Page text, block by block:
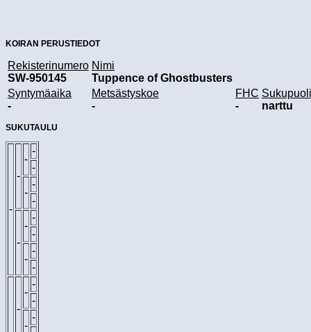
KOIRAN PERUSTIEDOT
Rekisterinumero
SW-950145
Nimi
Tuppence of Ghostbusters
Syntymäaika
-
Metsästyskoe
-
FHC
-
Sukupuoli
narttu
SUKUTAULU
-
-
-
-
-
-
-
-
-
-
-
-
-
-
-
-
-
-
-
-
-